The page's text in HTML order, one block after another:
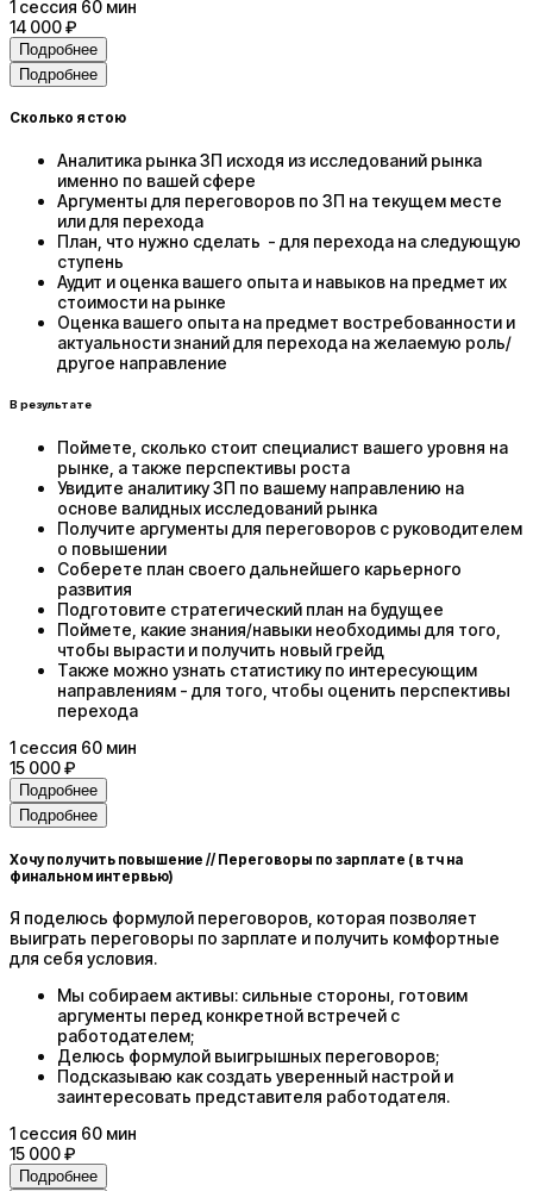
1 сессия 60 мин
14 000 ₽
Подробнее
Подробнее
Сколько я стою
Аналитика рынка ЗП исходя из исследований рынка
именно по вашей сфере
Аргументы для переговоров по ЗП на текущем месте
или для перехода
План, что нужно сделать - для перехода на следующую
ступень
Аудит и оценка вашего опыта и навыков на предмет их
стоимости на рынке
Оценка вашего опыта на предмет востребованности и
актуальности знаний для перехода на желаемую роль/
другое направление
В результате
Поймете, сколько стоит специалист вашего уровня на
рынке, а также перспективы роста
Увидите аналитику ЗП по вашему направлению на
основе валидных исследований рынка
Получите аргументы для переговоров с руководителем
о повышении
Соберете план своего дальнейшего карьерного
развития
Подготовите стратегический план на будущее
Поймете, какие знания/навыки необходимы для того,
чтобы вырасти и получить новый грейд
Также можно узнать статистику по интересующим
направлениям - для того, чтобы оценить перспективы
перехода
1 сессия 60 мин
15 000 ₽
Подробнее
Подробнее
Хочу получить повышение // Переговоры по зарплате ( в тч на
финальном интервью)
Я поделюсь формулой переговоров, которая позволяет
выиграть переговоры по зарплате и получить комфортные
для себя условия.
Мы собираем активы: сильные стороны, готовим
аргументы перед конкретной встречей с
работодателем;
Делюсь формулой выигрышных переговоров;
Подсказываю как создать уверенный настрой и
заинтересовать представителя работодателя.
1 сессия 60 мин
15 000 ₽
Подробнее